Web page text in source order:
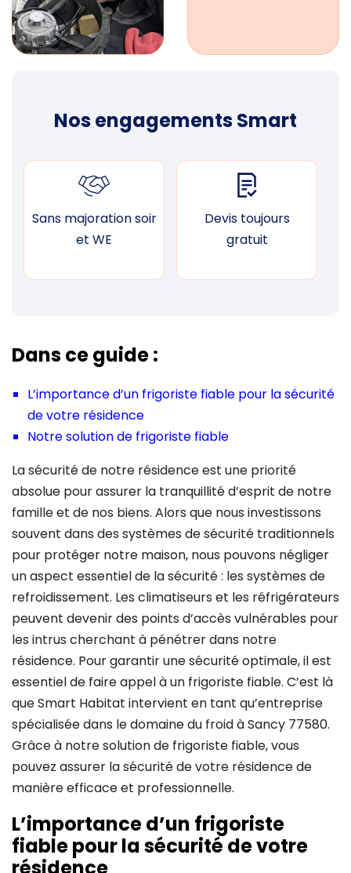
Nos engagements Smart
Sans majoration soir
et WE
Devis toujours
gratuit
Dans ce guide :
L’importance d’un frigoriste fiable pour la sécurité
de votre résidence
Notre solution de frigoriste fiable
La sécurité de notre résidence est une priorité
absolue pour assurer la tranquillité d’esprit de notre
famille et de nos biens. Alors que nous investissons
souvent dans des systèmes de sécurité traditionnels
pour protéger notre maison, nous pouvons négliger
un aspect essentiel de la sécurité : les systèmes de
refroidissement. Les climatiseurs et les réfrigérateurs
peuvent devenir des points d’accès vulnérables pour
les intrus cherchant à pénétrer dans notre
résidence. Pour garantir une sécurité optimale, il est
essentiel de faire appel à un frigoriste fiable. C’est là
que Smart Habitat intervient en tant qu’entreprise
spécialisée dans le domaine du froid à Sancy 77580.
Grâce à notre solution de frigoriste fiable, vous
pouvez assurer la sécurité de votre résidence de
manière efficace et professionnelle.
L’importance d’un frigoriste
fiable pour la sécurité de votre